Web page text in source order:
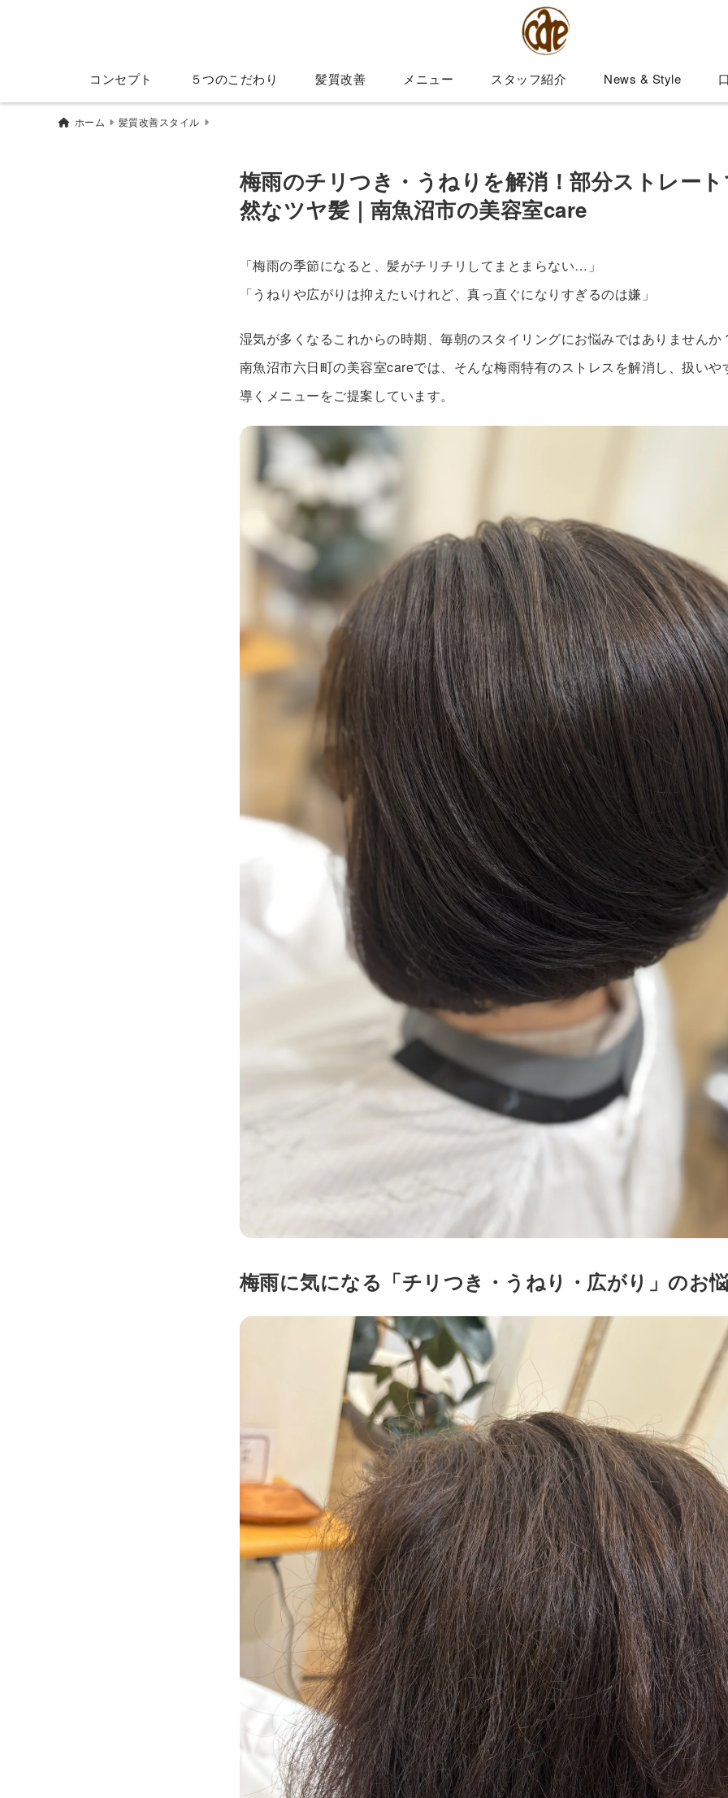
コンセプト ５つのこだわり 髪質改善 メニュー スタッフ紹介 News & Style
ホーム 髪質改善スタイル
梅雨のチリつき・うねりを解消！部分ストレー
然なツヤ髪｜南魚沼市の美容室care
「梅雨の季節になると、髪がチリチリしてまとまらない…」
「うねりや広がりは抑えたいけれど、真っ直ぐになりすぎるのは嫌」
湿気が多くなるこれからの時期、毎朝のスタイリングにお悩みではありませんか
南魚沼市六日町の美容室careでは、そんな梅雨特有のストレスを解消し、扱いや
導くメニューをご提案しています。
梅雨に気になる「チリつき・うねり・広がり」のお